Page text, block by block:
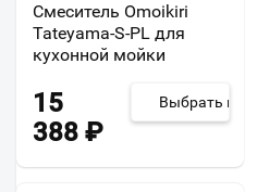
Смеситель Omoikiri
Tateyama-S-PL для
кухонной мойки
15
388 ₽
Выбрать из 2